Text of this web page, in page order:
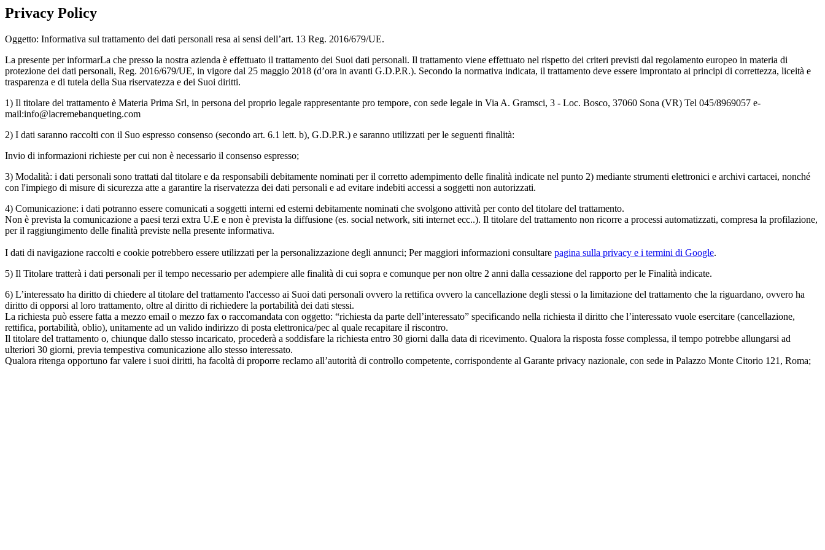
Privacy Policy
Oggetto: Informativa sul trattamento dei dati personali resa ai sensi dell’art. 13 Reg. 2016/679/UE.
La presente per informarLa che presso la nostra azienda è effettuato il trattamento dei Suoi dati personali. Il trattamento viene effettuato nel rispetto dei criteri previsti dal regolamento europeo in materia di
protezione dei dati personali, Reg. 2016/679/UE, in vigore dal 25 maggio 2018 (d’ora in avanti G.D.P.R.). Secondo la normativa indicata, il trattamento deve essere improntato ai principi di correttezza, liceità e
trasparenza e di tutela della Sua riservatezza e dei Suoi diritti.
1) Il titolare del trattamento è Materia Prima Srl, in persona del proprio legale rappresentante pro tempore, con sede legale in Via A. Gramsci, 3 - Loc. Bosco, 37060 Sona (VR) Tel 045/8969057 e-
mail:info@lacremebanqueting.com
2) I dati saranno raccolti con il Suo espresso consenso (secondo art. 6.1 lett. b), G.D.P.R.) e saranno utilizzati per le seguenti finalità:
Invio di informazioni richieste per cui non è necessario il consenso espresso;
3) Modalità: i dati personali sono trattati dal titolare e da responsabili debitamente nominati per il corretto adempimento delle finalità indicate nel punto 2) mediante strumenti elettronici e archivi cartacei, nonché
con l'impiego di misure di sicurezza atte a garantire la riservatezza dei dati personali e ad evitare indebiti accessi a soggetti non autorizzati.
4) Comunicazione: i dati potranno essere comunicati a soggetti interni ed esterni debitamente nominati che svolgono attività per conto del titolare del trattamento.
Non è prevista la comunicazione a paesi terzi extra U.E e non è prevista la diffusione (es. social network, siti internet ecc..). Il titolare del trattamento non ricorre a processi automatizzati, compresa la profilazione,
per il raggiungimento delle finalità previste nella presente informativa.
I dati di navigazione raccolti e cookie potrebbero essere utilizzati per la personalizzazione degli annunci; Per maggiori informazioni consultare pagina sulla privacy e i termini di Google.
5) Il Titolare tratterà i dati personali per il tempo necessario per adempiere alle finalità di cui sopra e comunque per non oltre 2 anni dalla cessazione del rapporto per le Finalità indicate.
6) L’interessato ha diritto di chiedere al titolare del trattamento l'accesso ai Suoi dati personali ovvero la rettifica ovvero la cancellazione degli stessi o la limitazione del trattamento che la riguardano, ovvero ha
diritto di opporsi al loro trattamento, oltre al diritto di richiedere la portabilità dei dati stessi.
La richiesta può essere fatta a mezzo email o mezzo fax o raccomandata con oggetto: “richiesta da parte dell’interessato” specificando nella richiesta il diritto che l’interessato vuole esercitare (cancellazione,
rettifica, portabilità, oblio), unitamente ad un valido indirizzo di posta elettronica/pec al quale recapitare il riscontro.
Il titolare del trattamento o, chiunque dallo stesso incaricato, procederà a soddisfare la richiesta entro 30 giorni dalla data di ricevimento. Qualora la risposta fosse complessa, il tempo potrebbe allungarsi ad
ulteriori 30 giorni, previa tempestiva comunicazione allo stesso interessato.
Qualora ritenga opportuno far valere i suoi diritti, ha facoltà di proporre reclamo all’autorità di controllo competente, corrispondente al Garante privacy nazionale, con sede in Palazzo Monte Citorio 121, Roma;